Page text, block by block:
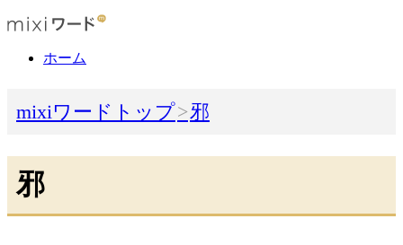
ホーム
mixiワードトップ 邪
邪